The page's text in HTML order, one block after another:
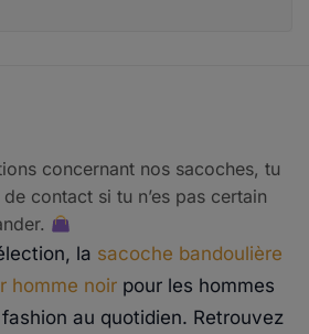
concernant nos sacoches, tu
contact si tu n’es pas certain
la sacoche bandoulière
homme noir pour les hommes
au quotidien. Retrouvez